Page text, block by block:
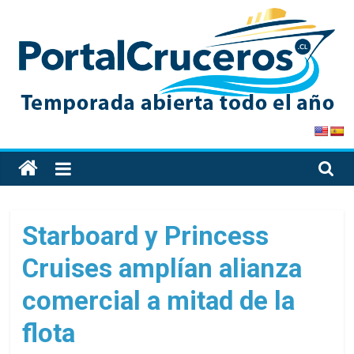
content
PortalCruceros
Toda
la
de
cruceros
en
solo
sitio
Starboard y Princess
Cruises amplían alianza
comercial a mitad de la
flota